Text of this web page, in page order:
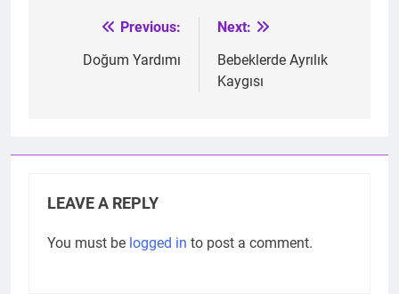
navigation
Previous:
Doğum Yardımı
Next:
Bebeklerde Ayrılık
Kaygısı
LEAVE A REPLY
You must be logged in to post a comment.